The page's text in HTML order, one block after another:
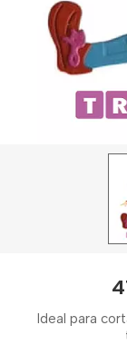
Ideal para